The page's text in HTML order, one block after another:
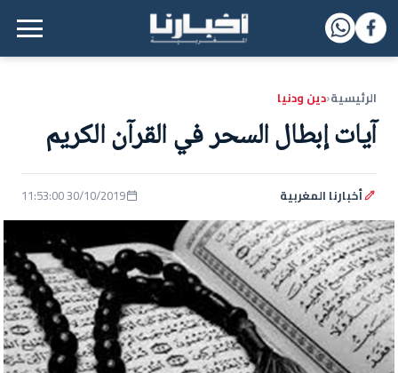
القائمة الرئيسية
الرئيسية‹دين ودنيا
آيات إبطال السحر في القرآن الكريم
أخبارنا المغربية 30/10/2019 11:53:00